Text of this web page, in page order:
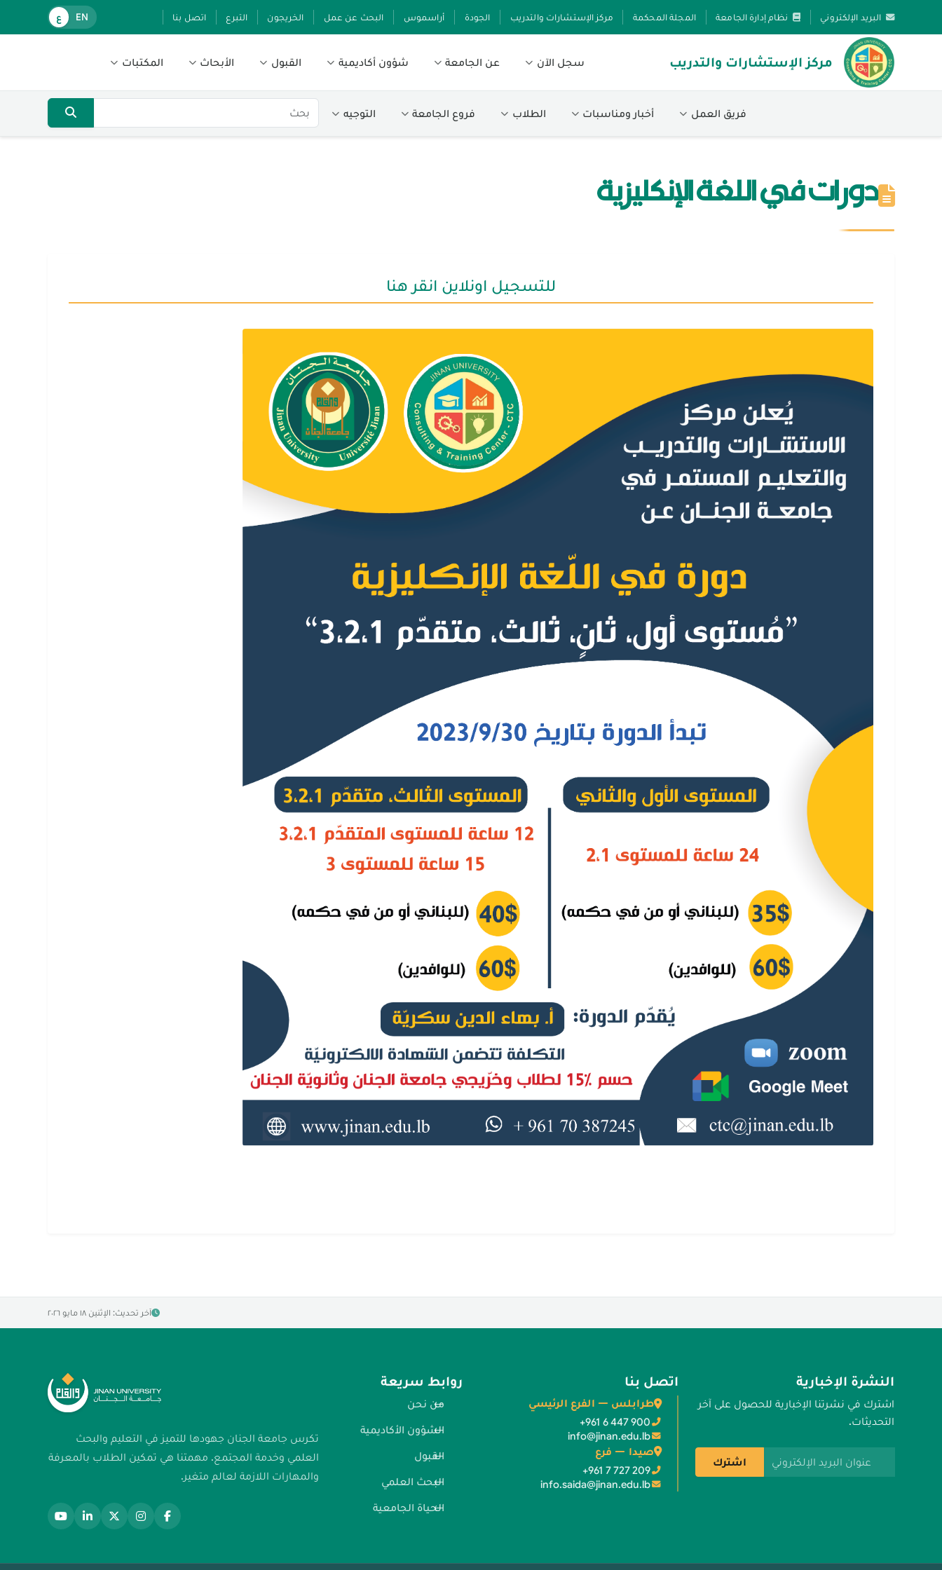
البريد الإلكتروني نظام إدارة الجامعة المجلة المحكمة مركز الإستشارات والتدريب الجودة أراسموس البحث عن عمل الخريجون التبرع اتصل بنا EN ع
مركز الإستشارات والتدريب سجل الآن عن الجامعة شؤون أكاديمية القبول الأبحاث المكتبات
فريق العمل أخبار ومناسبات الطلاب فروع الجامعة التوجيه
دورات في اللغة الإنكليزية
للتسجيل اونلاين انقر هنا
آخر تحديث: الإثنين ١٨ مايو ٢٠٢٦
تكرس جامعة الجنان جهودها للتميز في التعليم والبحث
العلمي وخدمة المجتمع. مهمتنا هي تمكين الطلاب بالمعرفة
والمهارات اللازمة لعالم متغير.
روابط سريعة
من نحن
الشؤون الأكاديمية
القبول
البحث العلمي
الحياة الجامعية
اتصل بنا
طرابلس — الفرع الرئيسي
+961 6 447 900
info@jinan.edu.lb
صيدا — فرع
+961 7 727 209
info.saida@jinan.edu.lb
النشرة الإخبارية
اشترك في نشرتنا الإخبارية للحصول على آخر
التحديثات.
عنوان البريد الإلكتروني اشترك